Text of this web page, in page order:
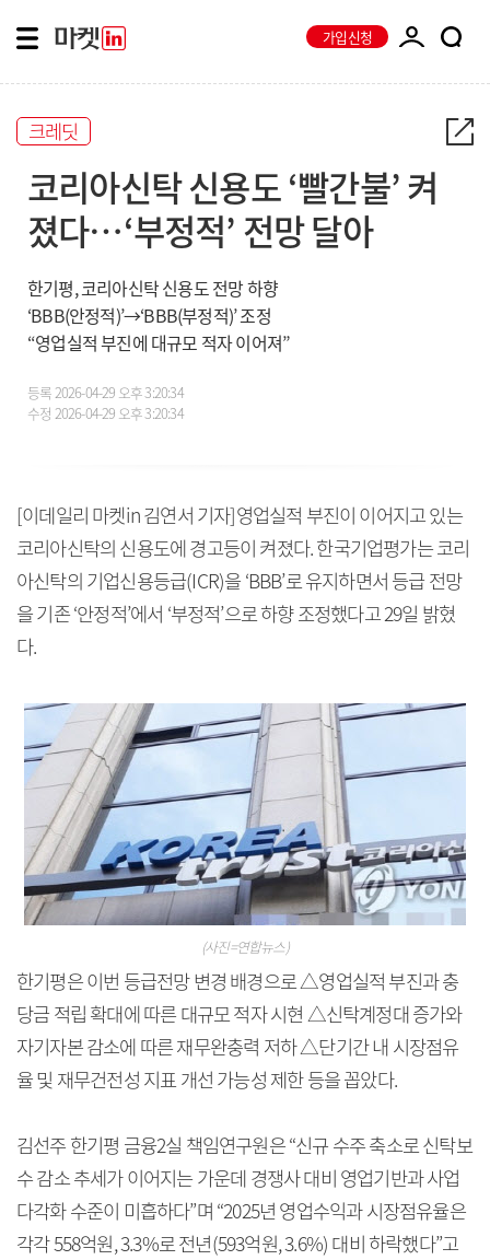
가입신청
크레딧
코리아신탁 신용도 ‘빨간불’ 켜
졌다…‘부정적’ 전망 달아
한기평, 코리아신탁 신용도 전망 하향
‘BBB(안정적)’→‘BBB(부정적)’ 조정
“영업실적 부진에 대규모 적자 이어져”
등록2026-04-29 오후 3:20:34
수정 2026-04-29 오후 3:20:34
[이데일리 마켓in 김연서 기자]영업실적 부진이 이어지고 있는
코리아신탁의 신용도에 경고등이 켜졌다. 한국기업평가는 코리
아신탁의 기업신용등급(ICR)을 ‘BBB’로 유지하면서 등급 전망
을 기존 ‘안정적’에서 ‘부정적’으로 하향 조정했다고 29일 밝혔
다.
(사진=연합뉴스)
한기평은 이번 등급전망 변경 배경으로 △영업실적 부진과 충
당금 적립 확대에 따른 대규모 적자 시현 △신탁계정대 증가와
자기자본 감소에 따른 재무완충력 저하 △단기간 내 시장점유
율 및 재무건전성 지표 개선 가능성 제한 등을 꼽았다.
김선주 한기평 금융2실 책임연구원은 “신규 수주 축소로 신탁보
수 감소 추세가 이어지는 가운데 경쟁사 대비 영업기반과 사업
다각화 수준이 미흡하다”며 “2025년 영업수익과 시장점유율은
각각 558억원, 3.3%로 전년(593억원, 3.6%) 대비 하락했다”고